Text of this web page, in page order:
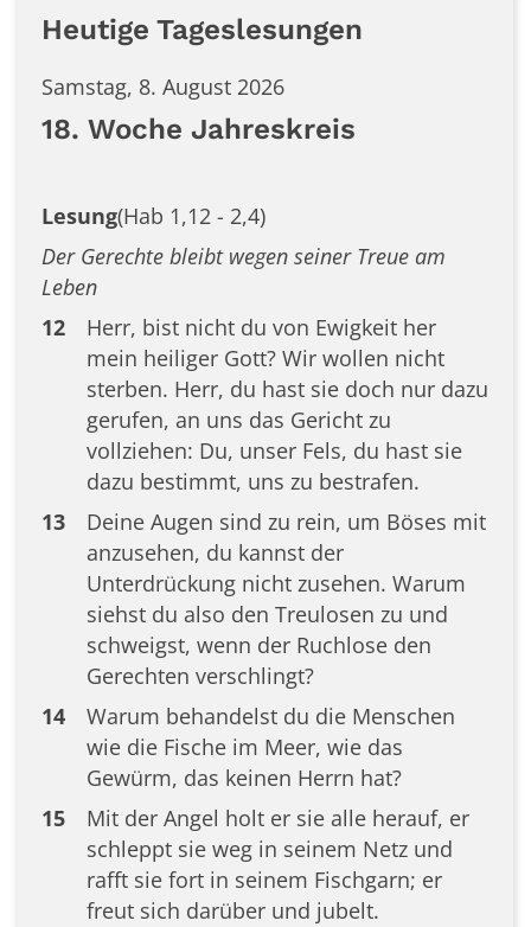
Heutige Tageslesungen
Samstag, 8. August 2026
18. Woche Jahreskreis
Lesung(Hab 1,12 - 2,4)
Der Gerechte bleibt wegen seiner Treue am
Leben
12
Herr, bist nicht du von Ewigkeit her
mein heiliger Gott? Wir wollen nicht
sterben. Herr, du hast sie doch nur dazu
gerufen, an uns das Gericht zu
vollziehen: Du, unser Fels, du hast sie
dazu bestimmt, uns zu bestrafen.
13
Deine Augen sind zu rein, um Böses mit
anzusehen, du kannst der
Unterdrückung nicht zusehen. Warum
siehst du also den Treulosen zu und
schweigst, wenn der Ruchlose den
Gerechten verschlingt?
14
Warum behandelst du die Menschen
wie die Fische im Meer, wie das
Gewürm, das keinen Herrn hat?
15
Mit der Angel holt er sie alle herauf, er
schleppt sie weg in seinem Netz und
rafft sie fort in seinem Fischgarn; er
freut sich darüber und jubelt.